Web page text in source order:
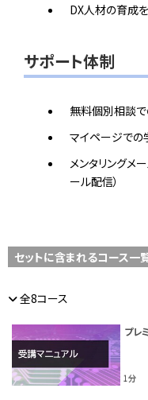
DX人材の育成
サポート体制
無料個別相談
マイページで
メンタリングメ
ール配信）
セットに含まれるコース一
全8コース
プレ
1分